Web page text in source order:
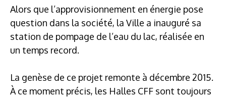
Alors que l’approvisionnement en énergie pose
question dans la société, la Ville a inauguré sa
station de pompage de l’eau du lac, réalisée en
un temps record.
La genèse de ce projet remonte à décembre 2015.
À ce moment précis, les Halles CFF sont toujours